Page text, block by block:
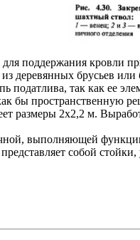
поддержания кровли
деревянных брусьев
податлива, так как ее
бы пространственную
2x2,2 м.
выполняющей
собой